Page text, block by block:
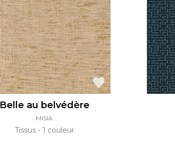
Belle au belvédère
MISIA
Tissus 1 couleur